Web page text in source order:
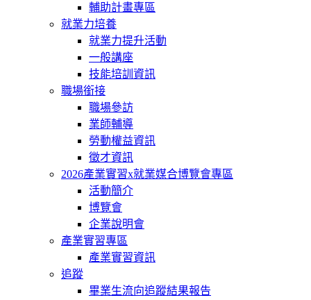
輔助計畫專區
就業力培養
就業力提升活動
一般講座
技能培訓資訊
職場銜接
職場參訪
業師輔導
勞動權益資訊
徵才資訊
2026產業實習x就業媒合博覽會專區
活動簡介
博覽會
企業說明會
產業實習專區
產業實習資訊
追蹤
畢業生流向追蹤結果報告